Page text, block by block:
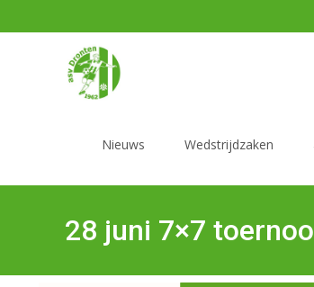
Nieuws Wedstrijdzaken
28 juni 7×7